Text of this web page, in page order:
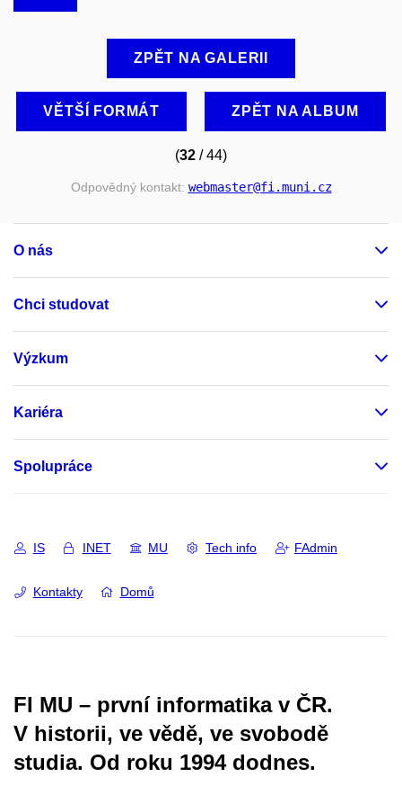
ZPĚT NA GALERII
VĚTŠÍ FORMÁT ZPĚT NA ALBUM
(32 / 44)
Odpovědný kontakt: webmaster@fi.muni.cz
O nás
Chci studovat
Výzkum
Kariéra
Spolupráce
IS INET MU Tech info FAdmin
Kontakty Domů
FI MU – první informatika v ČR.
V historii, ve vědě, ve svobodě
studia. Od roku 1994 dodnes.